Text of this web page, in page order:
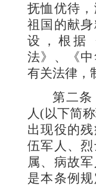
抚恤优待
祖国的献
设，根据
法》、《
有关法律，
第二
人(以下简
出现役的
伍军人、
属、病故
是本条例